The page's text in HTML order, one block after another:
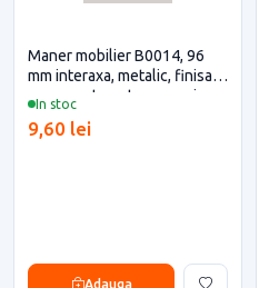
In stoc
Maner mobilier B0014, 96
mm interaxa, metalic, finisaj
negru mat pentru casa si
9,60 lei
Adauga